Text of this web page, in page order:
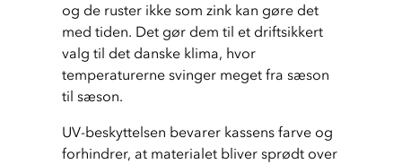
og de ruster ikke som zink kan gøre det
med tiden. Det gør dem til et driftsikkert
valg til det danske klima, hvor
temperaturerne svinger meget fra sæson
til sæson.
UV-beskyttelsen bevarer kassens farve og
forhindrer, at materialet bliver sprødt over